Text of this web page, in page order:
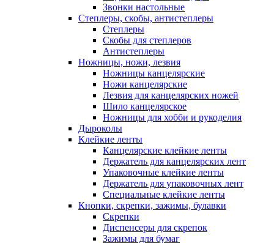
Звонки настольные
Степлеры, скобы, антистеплеры
Степлеры
Скобы для степлеров
Антистеплеры
Ножницы, ножи, лезвия
Ножницы канцелярские
Ножи канцелярские
Лезвия для канцелярских ножей
Шило канцелярское
Ножницы для хобби и рукоделия
Дыроколы
Клейкие ленты
Канцелярские клейкие ленты
Держатель для канцелярских лент
Упаковочные клейкие ленты
Держатель для упаковочных лент
Специальные клейкие ленты
Кнопки, скрепки, зажимы, булавки
Скрепки
Диспенсеры для скрепок
Зажимы для бумаг